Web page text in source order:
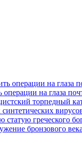
на глаза
торпедный
греческого
бронзового века